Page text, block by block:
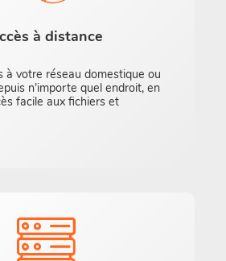
à distance
à votre réseau domestique ou
n’importe quel endroit, en
facile aux fichiers et